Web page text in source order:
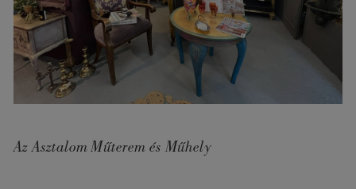
Az Asztalom Műterem és Műhely